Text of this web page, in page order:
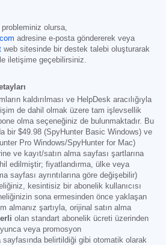
olursa,
adresine e-posta göndererek veya
web sitesinde bir destek talebi oluşturarak
iletişime geçebilirsiniz.
kaldırılması ve HelpDesk aracılığıyla
de dahil olmak üzere tam işlevsellik
olma seçeneğiniz de bulunmaktadır. Bu
bir $49.98 (SpyHunter Basic Windows) ve
Pro Windows/SpyHunter for Mac)
ve kayıt/satın alma sayfası şartlarına
edilmiştir; fiyatlandırma, ülke veya
sayfası ayrıntılarına göre değişebilir)
kesintisiz bir abonelik kullanıcısı
sona ermesinden önce yaklaşan
almanız şartıyla, orijinal satın alma
olan standart abonelik ücreti üzerinden
veya promosyon
sayfasında belirtildiği gibi otomatik olarak